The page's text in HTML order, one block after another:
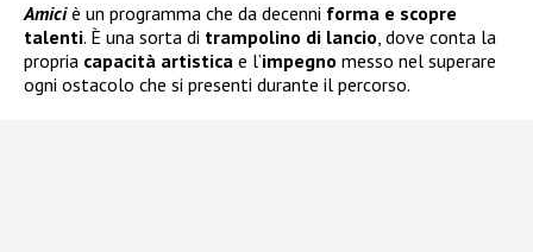
Amiciè un programma che da decenni forma e scopre
talenti. È una sorta di trampolino di lancio, dove conta la
propria capacità artistica e l’impegno messo nel superare
ogni ostacolo che si presenti durante il percorso.